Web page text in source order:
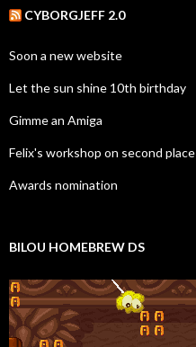
CYBORGJEFF 2.0
Soon a new website
Let the sun shine 10th birthday
Gimme an Amiga
Felix's workshop on second place
Awards nomination
BILOU HOMEBREW DS